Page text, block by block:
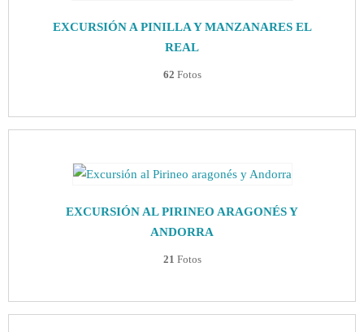
EXCURSIÓN A PINILLA Y MANZANARES EL
REAL
62 Fotos
EXCURSIÓN AL PIRINEO ARAGONÉS Y
ANDORRA
21 Fotos